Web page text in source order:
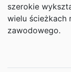
szerokie
wielu ścieżkach
zawodowego.